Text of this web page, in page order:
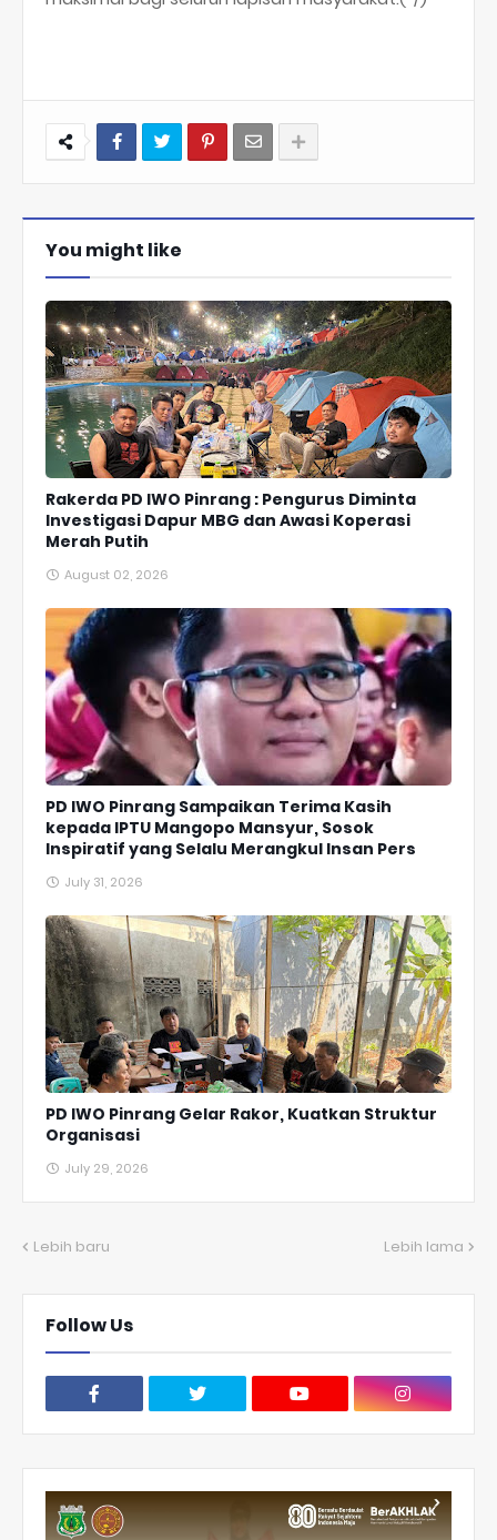
You might like
Rakerda PD IWO Pinrang : Pengurus Diminta
Investigasi Dapur MBG dan Awasi Koperasi
Merah Putih
August 02, 2026
PD IWO Pinrang Sampaikan Terima Kasih
kepada IPTU Mangopo Mansyur, Sosok
Inspiratif yang Selalu Merangkul Insan Pers
July 31, 2026
PD IWO Pinrang Gelar Rakor, Kuatkan Struktur
Organisasi
July 29, 2026
Lebih baru Lebih lama
Follow Us